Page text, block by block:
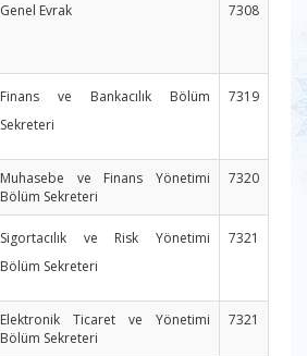
Genel Evrak 7308
Finans ve Bankacılık Bölüm
Sekreteri
7319
Muhasebe ve Finans Yönetimi
Bölüm Sekreteri
7320
Sigortacılık ve Risk Yönetimi
Bölüm Sekreteri
7321
Elektronik Ticaret ve Yönetimi
Bölüm Sekreteri
7321